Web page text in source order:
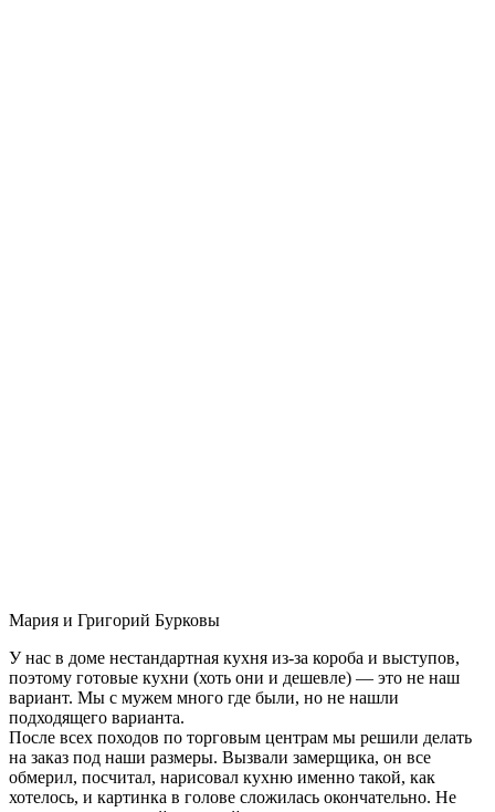
Мария и Григорий Бурковы
У нас в доме нестандартная кухня из-за короба и выступов,
поэтому готовые кухни (хоть они и дешевле) — это не наш
вариант. Мы с мужем много где были, но не нашли
подходящего варианта.
После всех походов по торговым центрам мы решили делать
на заказ под наши размеры. Вызвали замерщика, он все
обмерил, посчитал, нарисовал кухню именно такой, как
хотелось, и картинка в голове сложилась окончательно. Не